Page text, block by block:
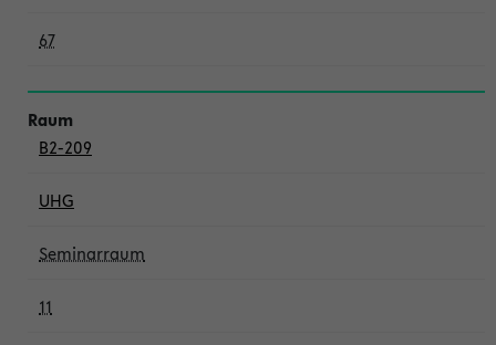
67
B2-209
UHG
Seminarraum
11